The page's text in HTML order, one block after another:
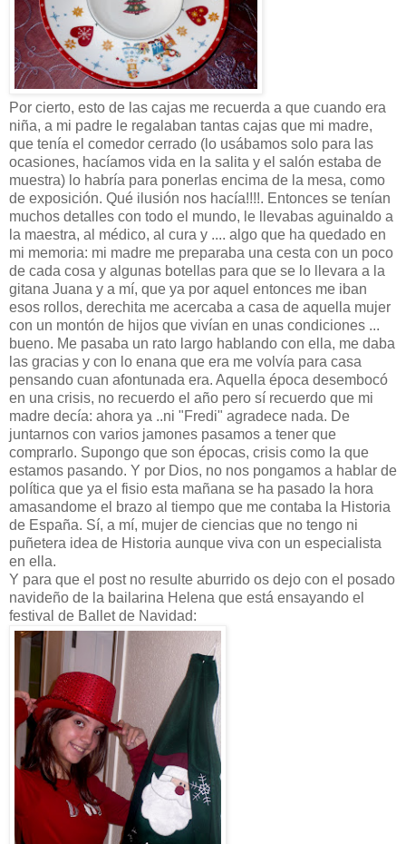
Por cierto, esto de las cajas me recuerda a que cuando era
niña, a mi padre le regalaban tantas cajas que mi madre,
que tenía el comedor cerrado (lo usábamos solo para las
ocasiones, hacíamos vida en la salita y el salón estaba de
muestra) lo habría para ponerlas encima de la mesa, como
de exposición. Qué ilusión nos hacía!!!!. Entonces se tenían
muchos detalles con todo el mundo, le llevabas aguinaldo a
la maestra, al médico, al cura y .... algo que ha quedado en
mi memoria: mi madre me preparaba una cesta con un poco
de cada cosa y algunas botellas para que se lo llevara a la
gitana Juana y a mí, que ya por aquel entonces me iban
esos rollos, derechita me acercaba a casa de aquella mujer
con un montón de hijos que vivían en unas condiciones ...
bueno. Me pasaba un rato largo hablando con ella, me daba
las gracias y con lo enana que era me volvía para casa
pensando cuan afontunada era. Aquella época desembocó
en una crisis, no recuerdo el año pero sí recuerdo que mi
madre decía: ahora ya ..ni "Fredi" agradece nada. De
juntarnos con varios jamones pasamos a tener que
comprarlo. Supongo que son épocas, crisis como la que
estamos pasando. Y por Dios, no nos pongamos a hablar de
política que ya el fisio esta mañana se ha pasado la hora
amasandome el brazo al tiempo que me contaba la Historia
de España. Sí, a mí, mujer de ciencias que no tengo ni
puñetera idea de Historia aunque viva con un especialista
en ella.
Y para que el post no resulte aburrido os dejo con el posado
navideño de la bailarina Helena que está ensayando el
festival de Ballet de Navidad: